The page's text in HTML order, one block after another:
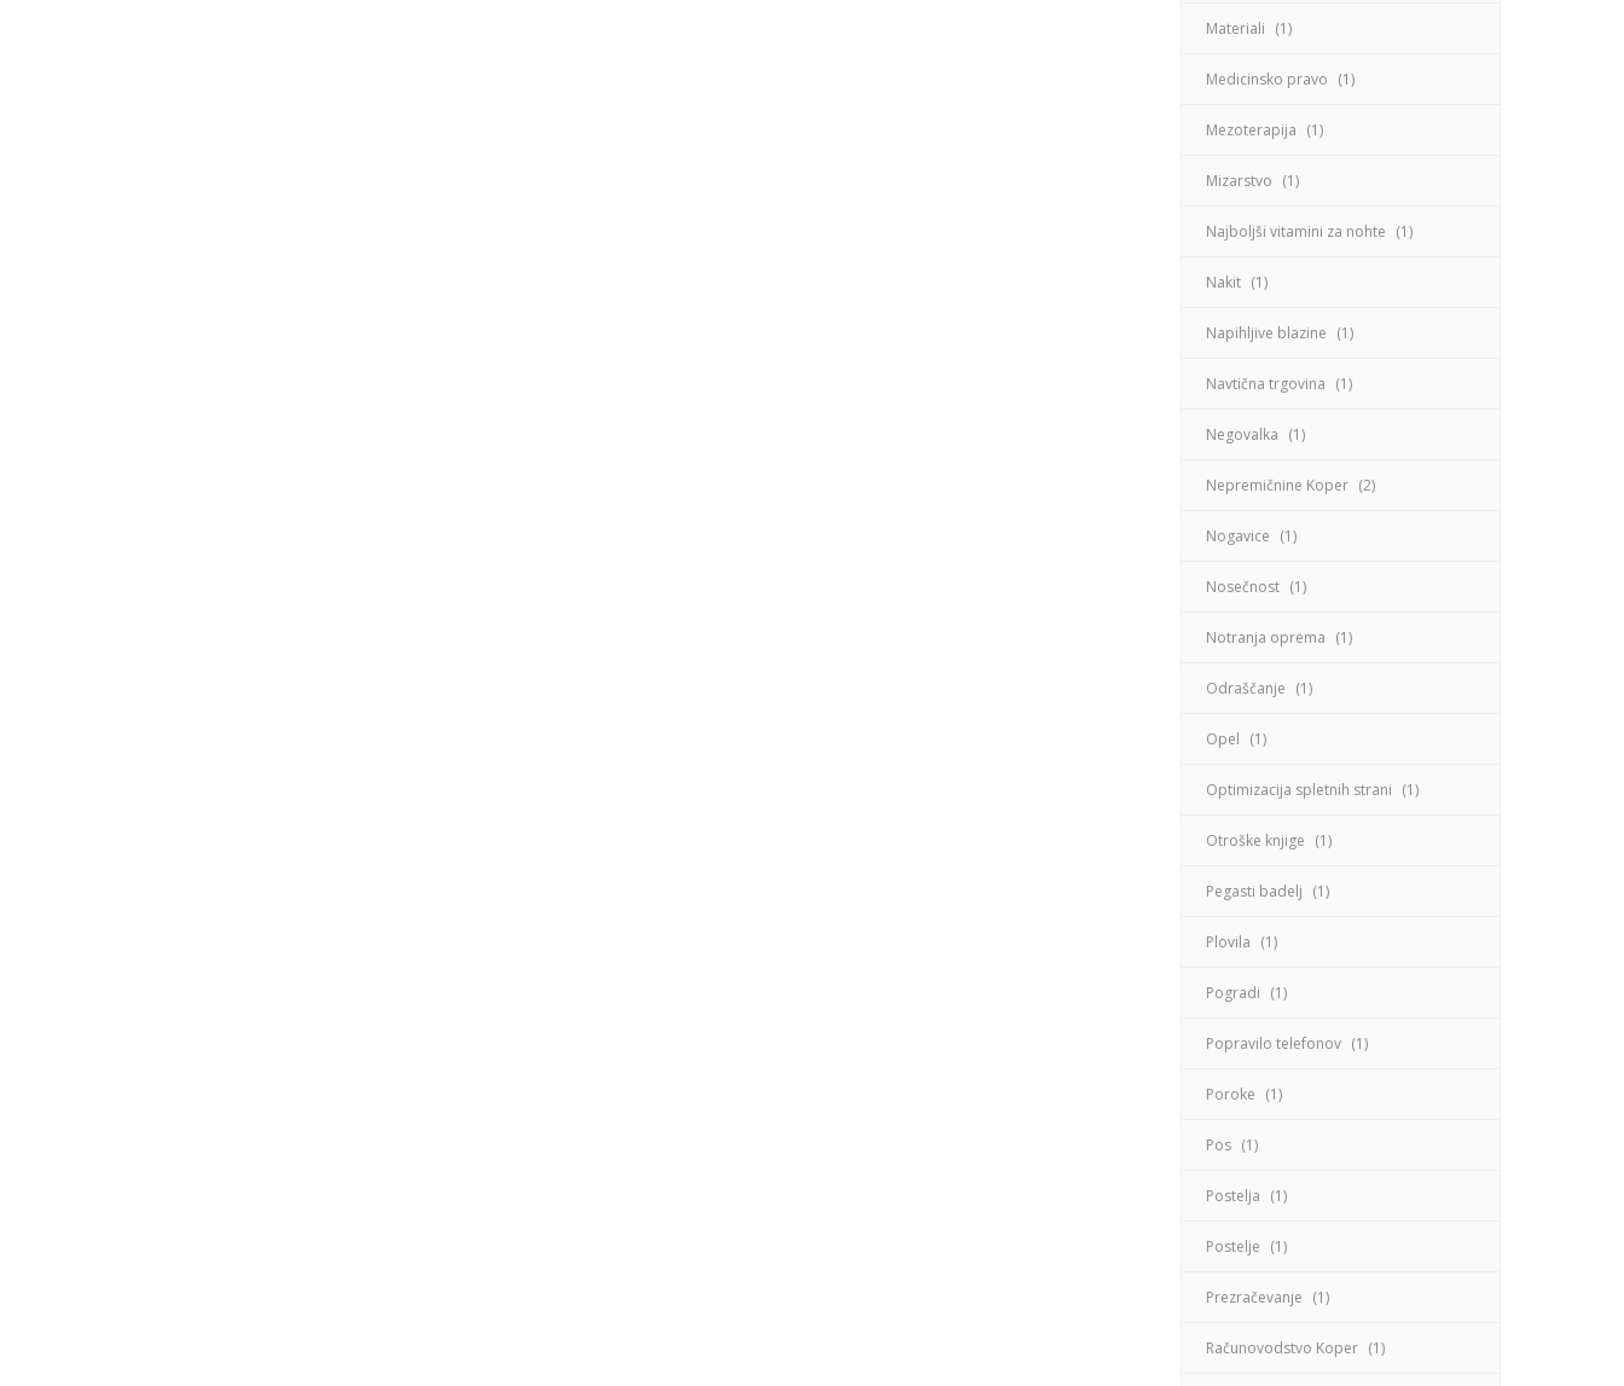
Materiali (1)
Medicinsko pravo (1)
Mezoterapija (1)
Mizarstvo (1)
Najboljši vitamini za nohte (1)
Nakit (1)
Napihljive blazine (1)
Navtična trgovina (1)
Negovalka (1)
Nepremičnine Koper (2)
Nogavice (1)
Nosečnost (1)
Notranja oprema (1)
Odraščanje (1)
Opel (1)
Optimizacija spletnih strani (1)
Otroške knjige (1)
Pegasti badelj (1)
Plovila (1)
Pogradi (1)
Popravilo telefonov (1)
Poroke (1)
Pos (1)
Postelja (1)
Postelje (1)
Prezračevanje (1)
Računovodstvo Koper (1)